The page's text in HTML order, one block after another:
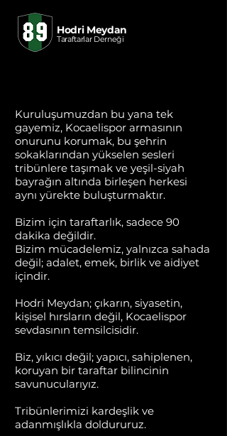
Hodri Meydan
Taraftarlar Derneği
Kuruluşumuzdan bu yana tek
gayemiz, Kocaelispor armasının
onurunu korumak, bu şehrin
sokaklarından yükselen sesleri
tribünlere taşımak ve yeşil-siyah
bayrağın altında birleşen herkesi
aynı yürekte buluşturmaktır.
Bizim için taraftarlık, sadece 90
dakika değildir.
Bizim mücadelemiz, yalnızca sahada
değil; adalet, emek, birlik ve aidiyet
içindir.
Hodri Meydan; çıkarın, siyasetin,
kişisel hırsların değil, Kocaelispor
sevdasının temsilcisidir.
Biz, yıkıcı değil; yapıcı, sahiplenen,
koruyan bir taraftar bilincinin
savunucularıyız.
Tribünlerimizi kardeşlik ve
adanmışlıkla doldururuz.